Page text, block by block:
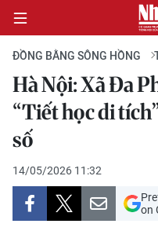
CHÍNH TRỊ
KINH TẾ
VĂN HÓA
XÃ HỘI
ĐỒNG BẰNG SÔNG HỒNG
Hà Nội: Xã Đa
“Tiết học di
số
14/05/2026 11:32
on